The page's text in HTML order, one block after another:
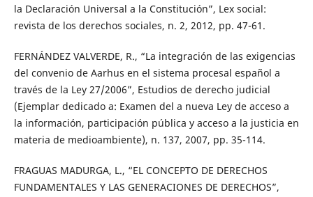
la Declaración Universal a la Constitución”, Lex social:
revista de los derechos sociales, n. 2, 2012, pp. 47-61.
FERNÁNDEZ VALVERDE, R., “La integración de las exigencias
del convenio de Aarhus en el sistema procesal español a
través de la Ley 27/2006”, Estudios de derecho judicial
(Ejemplar dedicado a: Examen del a nueva Ley de acceso a
la información, participación pública y acceso a la justicia en
materia de medioambiente), n. 137, 2007, pp. 35-114.
FRAGUAS MADURGA, L., “EL CONCEPTO DE DERECHOS
FUNDAMENTALES Y LAS GENERACIONES DE DERECHOS”,